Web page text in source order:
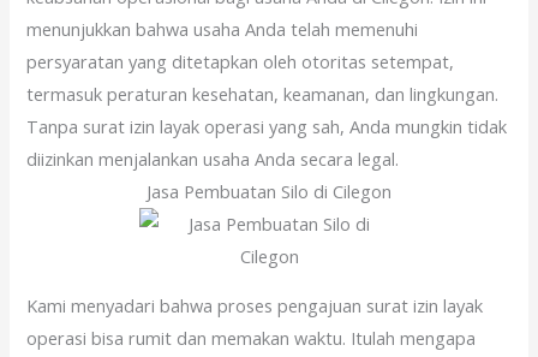
menunjukkan bahwa usaha Anda telah memenuhi
persyaratan yang ditetapkan oleh otoritas setempat,
termasuk peraturan kesehatan, keamanan, dan lingkungan.
Tanpa surat izin layak operasi yang sah, Anda mungkin tidak
diizinkan menjalankan usaha Anda secara legal.
Jasa Pembuatan Silo di Cilegon
Kami menyadari bahwa proses pengajuan surat izin layak
operasi bisa rumit dan memakan waktu. Itulah mengapa